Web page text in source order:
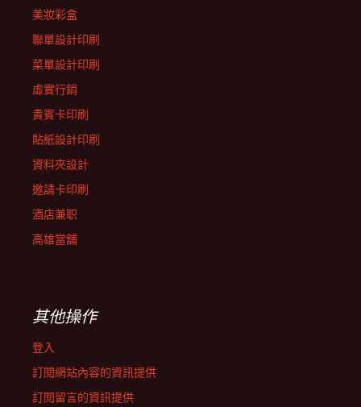
美妝彩盒
聯單設計印刷
菜單設計印刷
虛實行銷
貴賓卡印刷
貼紙設計印刷
資料夾設計
邀請卡印刷
酒店兼职
高雄當舖
其他操作
登入
訂閱網站內容的資訊提供
訂閱留言的資訊提供